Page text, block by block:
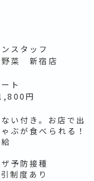
スタッフ
野菜 新宿店
ト
円
い付き。お店で出
ぶが食べられる！
予防接種
制度あり